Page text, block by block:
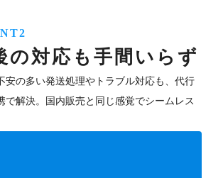
の対応も手間いらず
安の多い発送処理やトラブル対応も、代行
で解決。国内販売と同じ感覚でシームレス